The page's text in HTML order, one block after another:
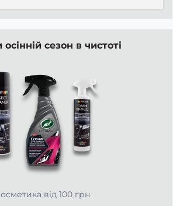
сезон в чистоті
від 100 грн